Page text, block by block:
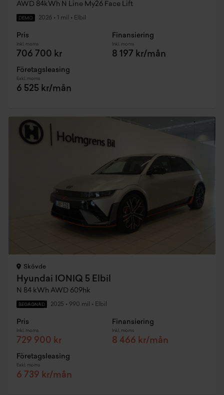
AWD 84kWh N Line My26 Face Lift
DEMO 2026 • 1 mil • Elbil
Pris
Inkl. moms
706 700 kr
Finansiering
Inkl. moms
8 197 kr/mån
Företagsleasing
Exkl. moms
6 525 kr/mån
Skövde
Hyundai IONIQ 5 Elbil
N 84 kWh AWD 609hk
BEGAGNAD 2025 • 990 mil • Elbil
Pris
Inkl. moms
729 900 kr
Finansiering
Inkl. moms
8 466 kr/mån
Företagsleasing
Exkl. moms
6 739 kr/mån